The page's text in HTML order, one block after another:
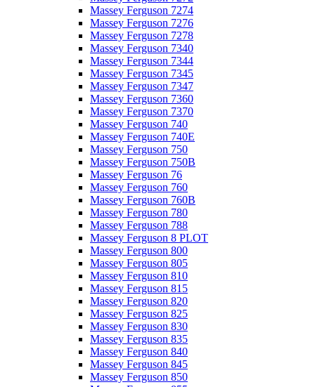
Massey Ferguson 7274
Massey Ferguson 7276
Massey Ferguson 7278
Massey Ferguson 7340
Massey Ferguson 7344
Massey Ferguson 7345
Massey Ferguson 7347
Massey Ferguson 7360
Massey Ferguson 7370
Massey Ferguson 740
Massey Ferguson 740E
Massey Ferguson 750
Massey Ferguson 750B
Massey Ferguson 76
Massey Ferguson 760
Massey Ferguson 760B
Massey Ferguson 780
Massey Ferguson 788
Massey Ferguson 8 PLOT
Massey Ferguson 800
Massey Ferguson 805
Massey Ferguson 810
Massey Ferguson 815
Massey Ferguson 820
Massey Ferguson 825
Massey Ferguson 830
Massey Ferguson 835
Massey Ferguson 840
Massey Ferguson 845
Massey Ferguson 850